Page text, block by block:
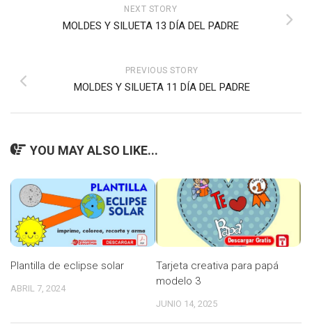
NEXT STORY
MOLDES Y SILUETA 13 DÍA DEL PADRE
PREVIOUS STORY
MOLDES Y SILUETA 11 DÍA DEL PADRE
YOU MAY ALSO LIKE...
Plantilla de eclipse solar
ABRIL 7, 2024
Tarjeta creativa para papá
modelo 3
JUNIO 14, 2025